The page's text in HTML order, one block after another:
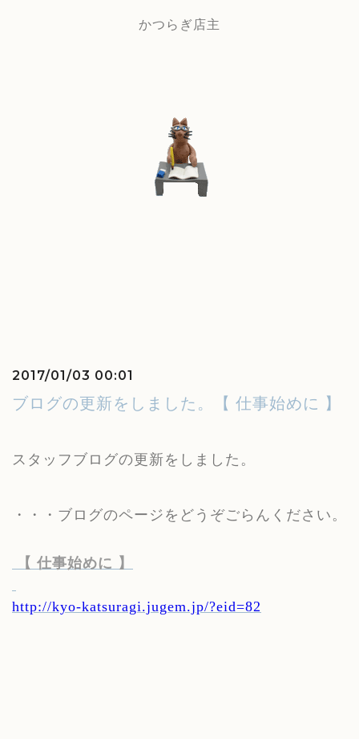
かつらぎ店主
2017/01/03 00:01
ブログの更新をしました。【 仕事始めに 】
スタッフブログの更新をしました。
・・・ブログのページをどうぞごらんください。
【 仕事始めに 】
http://kyo-katsuragi.jugem.jp/?eid=82